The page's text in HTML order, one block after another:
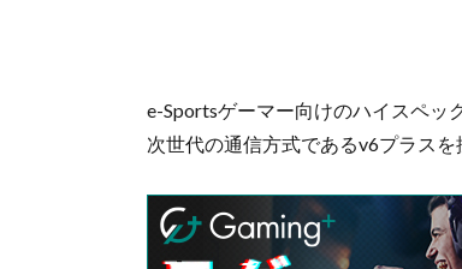
e-Sportsゲーマー向けのハイスペッ
次世代の通信方式であるv6プラス